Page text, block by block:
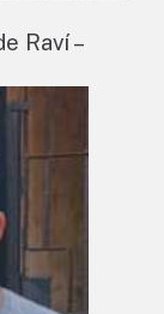
Raví –